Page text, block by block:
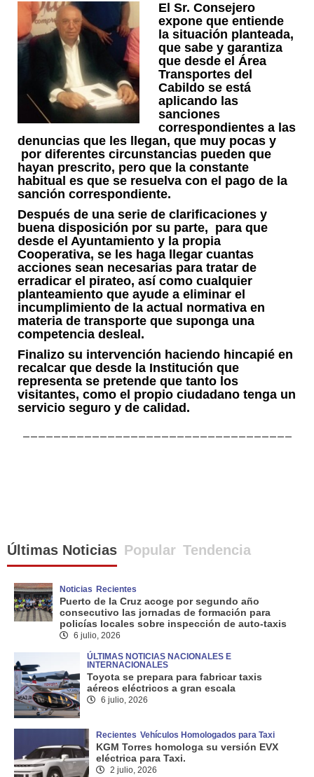
El Sr. Consejero
expone que entiende
la situación planteada,
que sabe y garantiza
que desde el Área
Transportes del
Cabildo se está
aplicando las
sanciones
correspondientes a las
denuncias que les llegan, que muy pocas y
por diferentes circunstancias pueden que
hayan prescrito, pero que la constante
habitual es que se resuelva con el pago de la
sanción correspondiente.
Después de una serie de clarificaciones y
buena disposición por su parte, para que
desde el Ayuntamiento y la propia
Cooperativa, se les haga llegar cuantas
acciones sean necesarias para tratar de
erradicar el pirateo, así como cualquier
planteamiento que ayude a eliminar el
incumplimiento de la actual normativa en
materia de transporte que suponga una
competencia desleal.
Finalizo su intervención haciendo hincapié en
recalcar que desde la Institución que
representa se pretende que tanto los
visitantes, como el propio ciudadano tenga un
servicio seguro y de calidad.
Últimas Noticias Popular Tendencia
Noticias Recientes
Puerto de la Cruz acoge por segundo año
consecutivo las jornadas de formación para
policías locales sobre inspección de auto-taxis
6 julio, 2026
ÚLTIMAS NOTICIAS NACIONALES E
INTERNACIONALES
Toyota se prepara para fabricar taxis
aéreos eléctricos a gran escala
6 julio, 2026
Recientes Vehículos Homologados para Taxi
KGM Torres homologa su versión EVX
eléctrica para Taxi.
2 julio, 2026